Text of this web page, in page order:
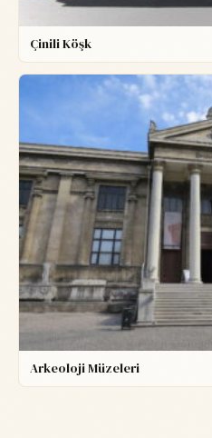
Çinili Köşk
Arkeoloji Müzeleri